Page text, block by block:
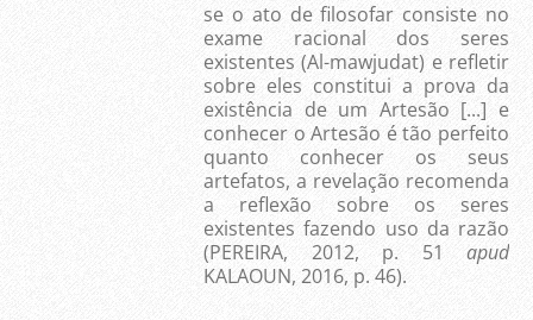
se o ato de filosofar consiste no
exame racional dos seres
existentes (Al-mawjudat) e refletir
sobre eles constitui a prova da
existência de um Artesão [...] e
conhecer o Artesão é tão perfeito
quanto conhecer os seus
artefatos, a revelação recomenda
a reflexão sobre os seres
existentes fazendo uso da razão
(PEREIRA, 2012, p. 51 apud
KALAOUN, 2016, p. 46).